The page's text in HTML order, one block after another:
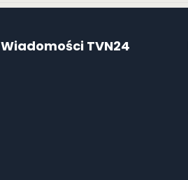
Wiadomości TVN24